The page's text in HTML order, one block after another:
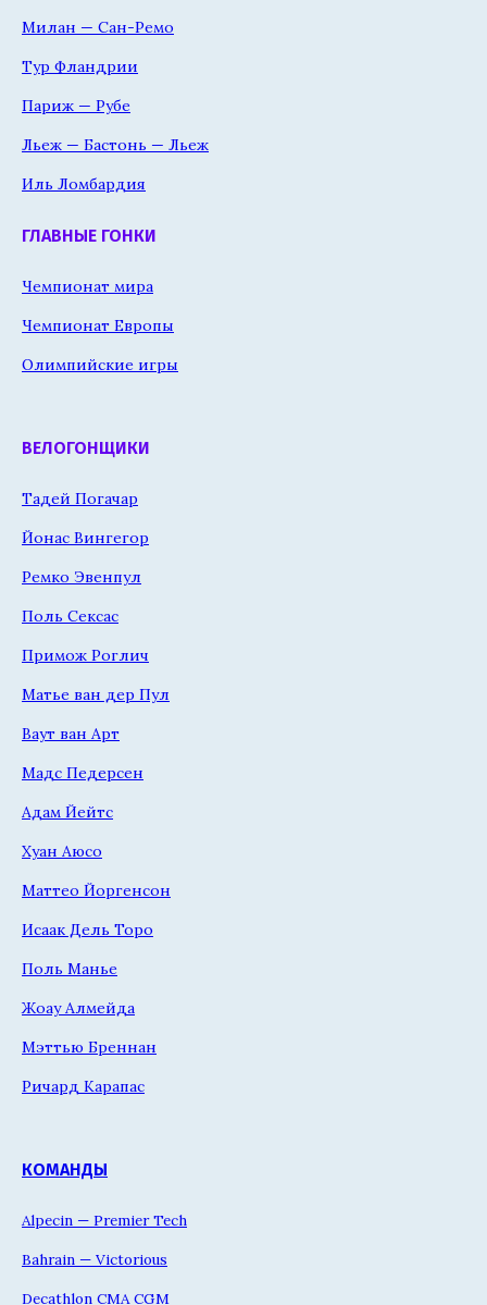
Милан — Сан-Ремо
Тур Фландрии
Париж — Рубе
Льеж — Бастонь — Льеж
Иль Ломбардия
ГЛАВНЫЕ ГОНКИ
Чемпионат мира
Чемпионат Европы
Олимпийские игры
ВЕЛОГОНЩИКИ
Тадей Погачар
Йонас Вингегор
Ремко Эвенпул
Поль Сексас
Примож Роглич
Матье ван дер Пул
Ваут ван Арт
Мадс Педерсен
Адам Йейтс
Хуан Аюсо
Маттео Йоргенсон
Исаак Дель Торо
Поль Манье
Жоау Алмейда
Мэттью Бреннан
Ричард Карапас
КОМАНДЫ
Alpecin — Premier Tech
Bahrain — Victorious
Decathlon CMA CGM